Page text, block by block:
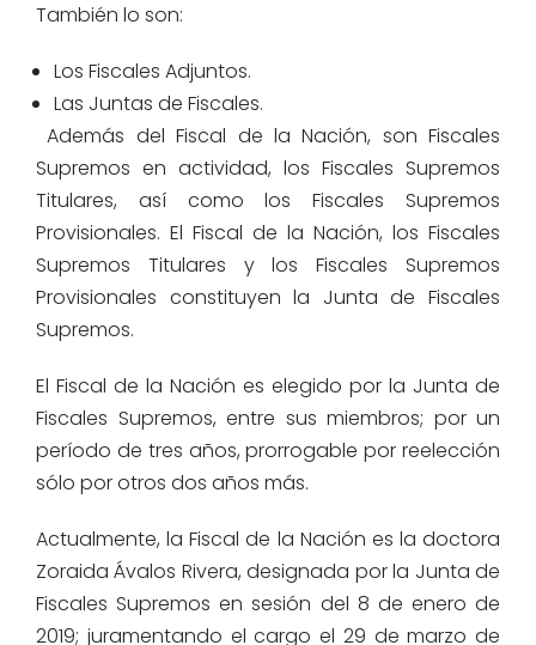
También lo son:
Los Fiscales Adjuntos.
Las Juntas de Fiscales.
Además del Fiscal de la Nación, son Fiscales
Supremos en actividad, los Fiscales Supremos
Titulares, así como los Fiscales Supremos
Provisionales. El Fiscal de la Nación, los Fiscales
Supremos Titulares y los Fiscales Supremos
Provisionales constituyen la Junta de Fiscales
Supremos.
El Fiscal de la Nación es elegido por la Junta de
Fiscales Supremos, entre sus miembros; por un
período de tres años, prorrogable por reelección
sólo por otros dos años más.
Actualmente, la Fiscal de la Nación es la doctora
Zoraida Ávalos Rivera, designada por la Junta de
Fiscales Supremos en sesión del 8 de enero de
2019; juramentando el cargo el 29 de marzo de